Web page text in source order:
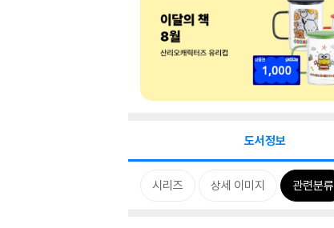
도서정보
시리즈 상세 이미지 관련분류